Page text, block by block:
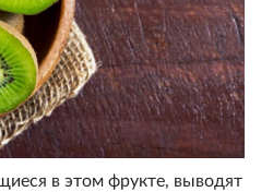
в этом фрукте, выводят